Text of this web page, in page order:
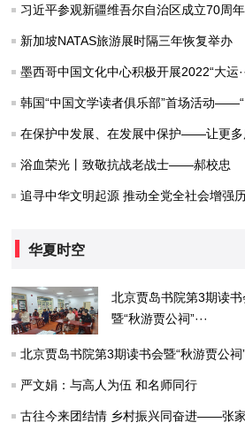
习近平参观新疆维吾尔自治区成立70周年
新加坡NATAS旅游展时隔三年恢复举办
墨西哥中国文化中心积极开展2022“大运
韩国“中国文学读者俱乐部”首场活动
在保护中发展、在发展中保护——让更多
浴血荣光丨致敬抗战老战士——郝校忠
追寻中华文明起源 推动全党全社会增强历
华夏时空
北京贾岛书院第3期读书
暨“秋游贾公祠”···
北京贾岛书院第3期读书会暨“秋游贾公祠
严文娟：与高人为伍 和名师同行
古往今来团结情 乡村振兴同奋进——张家